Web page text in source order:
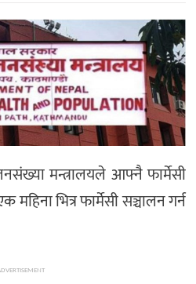
मन्त्रालयले आफ्नै फार्मेसी
भित्र फार्मेसी सञ्चालन गर्न